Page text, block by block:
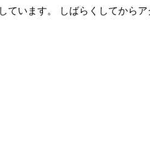
ています。 しばらくしてから